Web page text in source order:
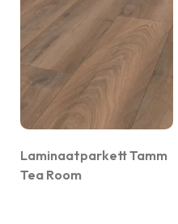
Laminaatparkett Tamm
Tea Room